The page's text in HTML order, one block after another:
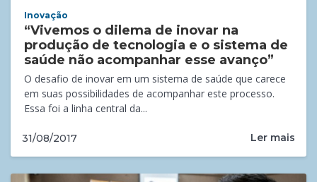
Inovação
“Vivemos o dilema de inovar na
produção de tecnologia e o sistema de
saúde não acompanhar esse avanço”
O desafio de inovar em um sistema de saúde que carece
em suas possibilidades de acompanhar este processo.
Essa foi a linha central da...
31/08/2017 Ler mais